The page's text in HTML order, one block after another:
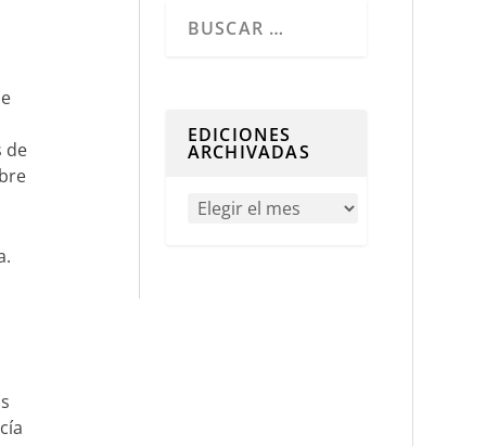
de
EDICIONES
ARCHIVADAS